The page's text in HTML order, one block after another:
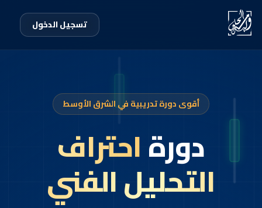
تسجيل الدخول
أقوى دورة تدريبية في الشرق الأوسط
دورةاحتراف
التحليل الفني